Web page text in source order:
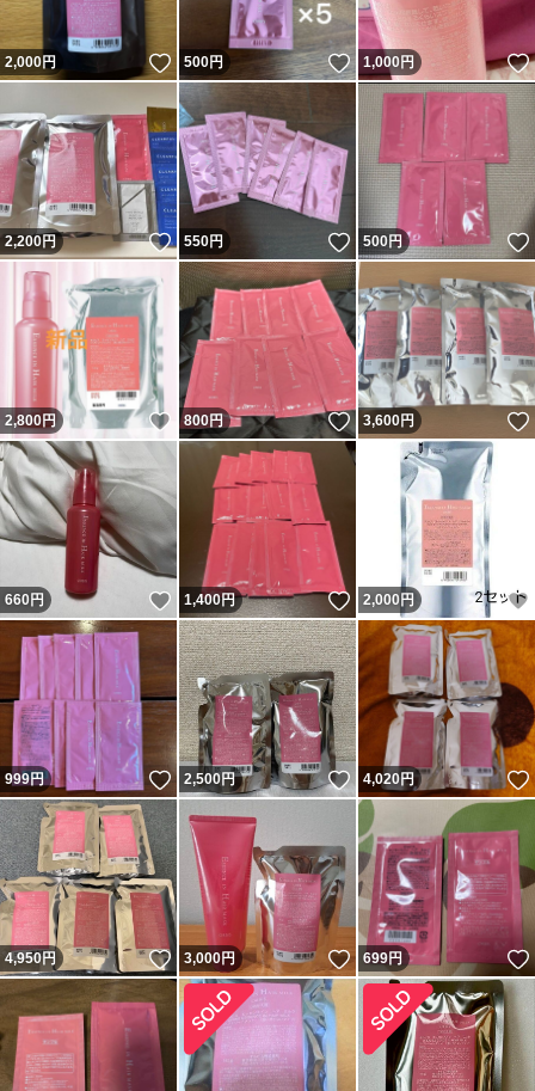
2,000円 いいね！
500円 いいね！
1,000円
2,200円 いいね！
550円 いいね！
500円
2,800円 いいね！
800円 いいね！
3,600円
660円 いいね！
1,400円 いいね！
2,000 円
999円 いいね！
2,500円 いいね！
4,020円
4,950円 いいね！
3,000円 いいね！
699円